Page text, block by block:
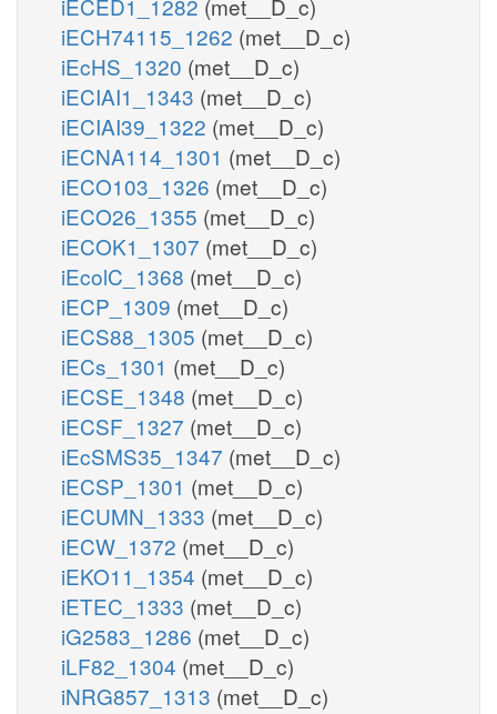
iECH74115_1262 (met__D_c)
iEcHS_1320 (met__D_c)
iECIAI1_1343 (met__D_c)
iECIAI39_1322 (met__D_c)
iECNA114_1301 (met__D_c)
iECO103_1326 (met__D_c)
iECO26_1355 (met__D_c)
iECOK1_1307 (met__D_c)
iEcolC_1368 (met__D_c)
iECP_1309 (met__D_c)
iECS88_1305 (met__D_c)
iECs_1301 (met__D_c)
iECSE_1348 (met__D_c)
iECSF_1327 (met__D_c)
iEcSMS35_1347 (met__D_c)
iECSP_1301 (met__D_c)
iECUMN_1333 (met__D_c)
iECW_1372 (met__D_c)
iEKO11_1354 (met__D_c)
iETEC_1333 (met__D_c)
iG2583_1286 (met__D_c)
iLF82_1304 (met__D_c)
iNRG857_1313 (met__D_c)